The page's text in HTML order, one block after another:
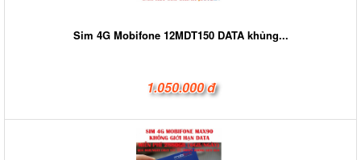
Sim 4G Mobifone 12MDT150 DATA khủng...
1.050.000 đ